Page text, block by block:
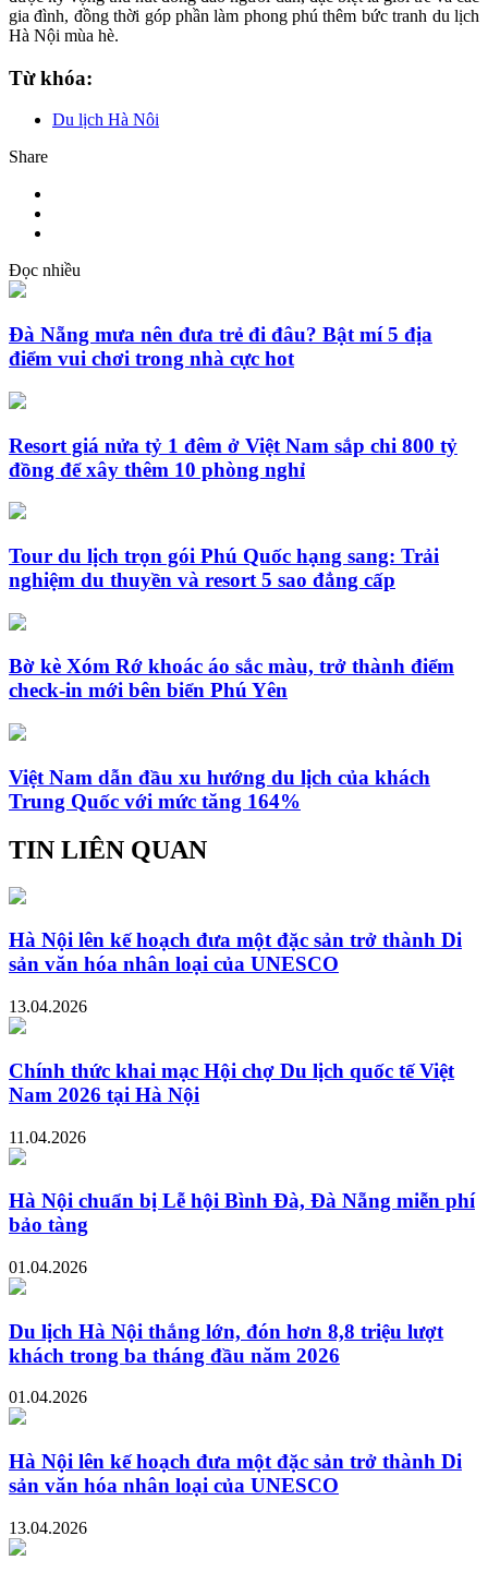
gia đình, đồng thời góp phần làm phong phú thêm bức tranh du lịch
Hà Nội mùa hè.
Từ khóa:
Du lịch Hà Nôi
Share
Đọc nhiều
Đà Nẵng mưa nên đưa trẻ đi đâu? Bật mí 5 địa
điểm vui chơi trong nhà cực hot
Resort giá nửa tỷ 1 đêm ở Việt Nam sắp chi 800 tỷ
đồng để xây thêm 10 phòng nghỉ
Tour du lịch trọn gói Phú Quốc hạng sang: Trải
nghiệm du thuyền và resort 5 sao đẳng cấp
Bờ kè Xóm Rớ khoác áo sắc màu, trở thành điểm
check-in mới bên biển Phú Yên
Việt Nam dẫn đầu xu hướng du lịch của khách
Trung Quốc với mức tăng 164%
TIN LIÊN QUAN
Hà Nội lên kế hoạch đưa một đặc sản trở thành Di
sản văn hóa nhân loại của UNESCO
13.04.2026
Chính thức khai mạc Hội chợ Du lịch quốc tế Việt
Nam 2026 tại Hà Nội
11.04.2026
Hà Nội chuẩn bị Lễ hội Bình Đà, Đà Nẵng miễn phí
bảo tàng
01.04.2026
Du lịch Hà Nội thắng lớn, đón hơn 8,8 triệu lượt
khách trong ba tháng đầu năm 2026
01.04.2026
Hà Nội lên kế hoạch đưa một đặc sản trở thành Di
sản văn hóa nhân loại của UNESCO
13.04.2026